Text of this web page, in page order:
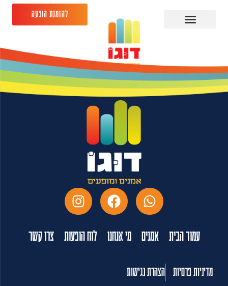
להזמנת הופעה
גיורא זינגר 12.12.26-
מתנ"ס פרדס חנה כרכור
עמוד הבית אמנים מי אנחנו לוח הופעות צרו קשר
מדיניות פרטיות הצהרת נגישות